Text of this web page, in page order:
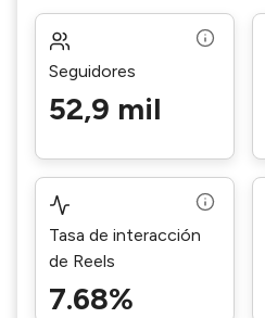
Seguidores
52,9 mil
Tasa de interacción
de Reels
7.68%